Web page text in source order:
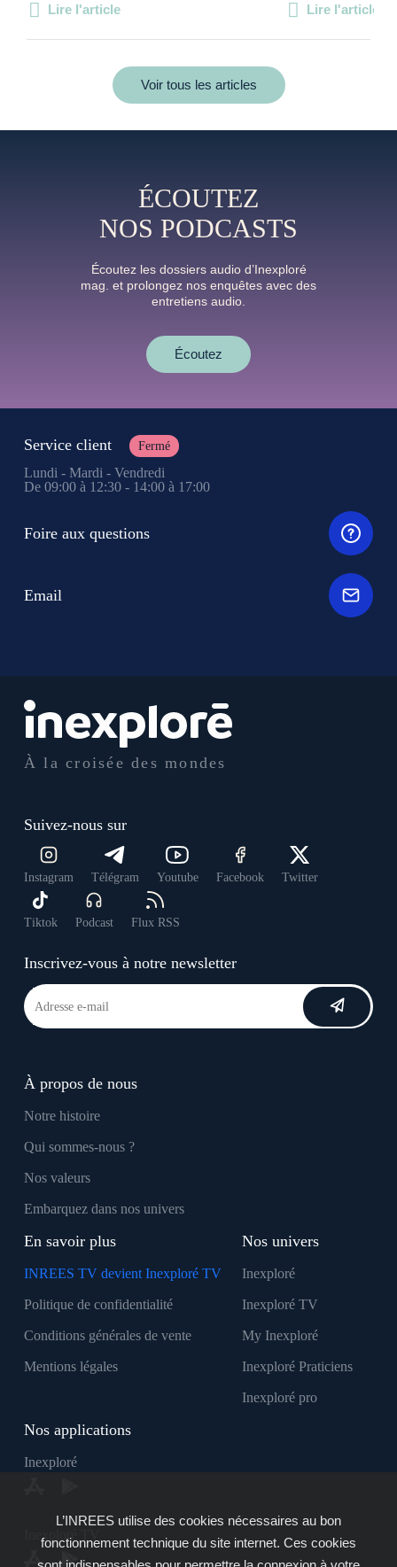
Lire l'article Lire l'article
Voir tous les articles
ÉCOUTEZ
NOS PODCASTS
Écoutez les dossiers audio d’Inexploré
mag. et prolongez nos enquêtes avec des
entretiens audio.
Écoutez
À la croisée des mondes
Suivez-nous sur
Instagram Télégram Youtube Facebook Twitter
Tiktok Podcast Flux RSS
Inscrivez-vous à notre newsletter
À propos de nous
Notre histoire
Qui sommes-nous ?
Nos valeurs
Embarquez dans nos univers
En savoir plus
INREES TV devient Inexploré TV
Politique de confidentialité
Conditions générales de vente
Mentions légales
Nos univers
Inexploré
Inexploré TV
My Inexploré
Inexploré Praticiens
Inexploré pro
Nos applications
Inexploré
Inexploré TV
Service client Fermé
Lundi - Mardi - Vendredi
De 09:00 à 12:30 - 14:00 à 17:00
Foire aux questions
Email
L’INREES utilise des cookies nécessaires au bon
fonctionnement technique du site internet. Ces cookies